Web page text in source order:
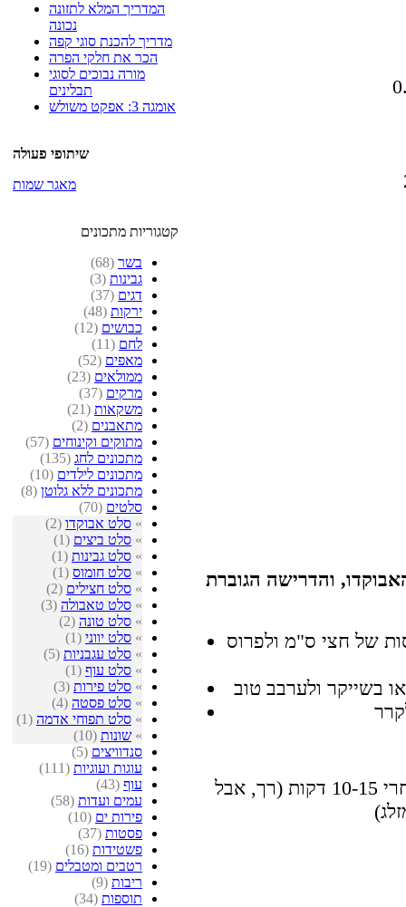
המדריך המלא לתזונה
נכונה
מדריך להכנת סוגי קפה
הכר את חלקי הפרה
מורה נבוכים לסוגי
תבלינים
אומגה 3: אפקט משולש
שיתופי פעולה
מאגר שמות
קטגוריות מתכונים
בשר (68)
גבינות (3)
דגים (37)
ירקות (48)
כבושים (12)
לחם (11)
מאפים (52)
ממולאים (23)
מרקים (37)
משקאות (21)
מתאבנים (2)
מתוקים וקינוחים (57)
מתכונים לחג (135)
מתכונים לילדים (10)
מתכונים ללא גלוטן (8)
סלטים (70)
» סלט אבוקדו (2)
» סלט ביצים (1)
» סלט גבינות (1)
» סלט חומוס (1)
» סלט חצילים (2)
» סלט טאבולה (3)
» סלט טונה (2)
» סלט יווני (1)
» סלט עגבניות (5)
» סלט עוף (1)
» סלט פירות (3)
» סלט פסטה (4)
» סלט תפוחי אדמה (1)
» שונות (10)
סנדוויצים (5)
עוגות ועוגיות (111)
עוף (43)
עמים ועדות (58)
פירות ים (10)
פסטות (37)
פשטידות (16)
רטבים ומטבלים (19)
ריבות (9)
תוספות (34)
והדרישה הגוברת
של חצי ס"מ ולפרוס
לקלף, לשים בסיר מים על הגז, מוכן אחרי 10-15 דקות (רך, אבל